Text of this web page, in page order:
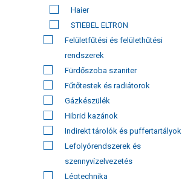
Haier
STIEBEL ELTRON
Felületfűtési és felülethűtési
rendszerek
Fürdőszoba szaniter
Fűtőtestek és radiátorok
Gázkészülék
Hibrid kazánok
Indirekt tárolók és puffertartályok
Lefolyórendszerek és
szennyvízelvezetés
Légtechnika